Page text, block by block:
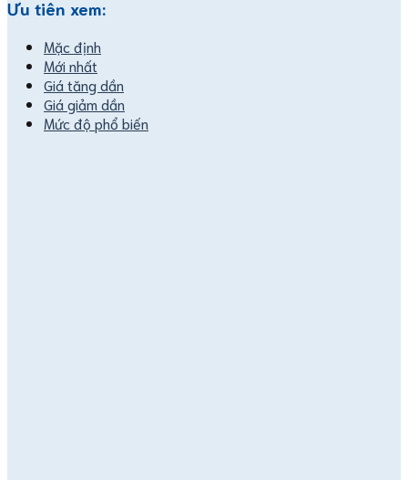
Ưu tiên xem:
Mặc định
Mới nhất
Giá tăng dần
Giá giảm dần
Mức độ phổ biến